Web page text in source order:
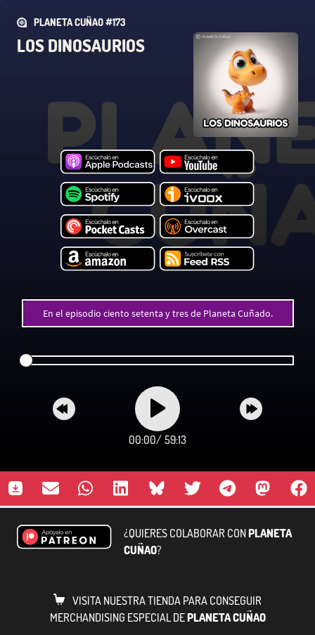
PLANETA CUÑAO #173
LOS DINOSAURIOS
En el episodio ciento setenta y tres de Planeta Cuñado.
00:00/ 59:13
¿QUIERES COLABORAR CONPLANETA
CUÑAO?
VISITA NUESTRA TIENDA PARA CONSEGUIR
MERCHANDISING ESPECIAL DEPLANETA CUÑAO